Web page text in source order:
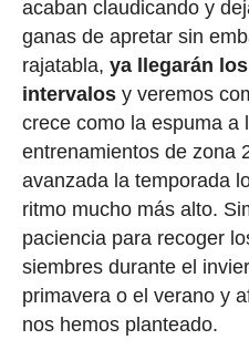
acaban claudicando y
ganas de apretar sin
rajatabla, ya llegarán
intervalosy veremos
crece como la espuma a
entrenamientos de zona
avanzada la temporada
ritmo mucho más alto.
paciencia para recoger
siembres durante el
primavera o el verano y
nos hemos planteado.